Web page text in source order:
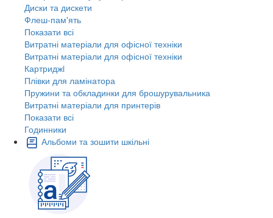
Диски та дискети
Флеш-пам'ять
Показати всі
Витратні матеріали для офісної техніки
Витратні матеріали для офісної техніки
Картриджi
Плівки для ламінатора
Пружини та обкладинки для брошурувальника
Витратні матеріали для принтерів
Показати всі
Годинники
Альбоми та зошити шкільні